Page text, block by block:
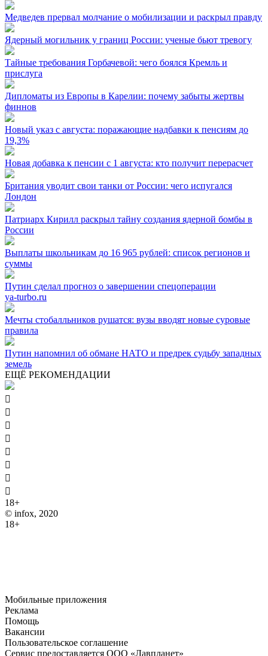
Медведев прервал молчание о мобилизации и раскрыл правду
Ядерный могильник у границ России: ученые бьют тревогу
Тайные требования Горбачевой: чего боялся Кремль и
прислуга
Дипломаты из Европы в Карелии: почему забыты жертвы
финнов
Новый указ с августа: поражающие надбавки к пенсиям до
19,3%
Новая добавка к пенсии с 1 августа: кто получит перерасчет
Британия уводит свои танки от России: чего испугался
Лондон
Патриарх Кирилл раскрыл тайну создания ядерной бомбы в
России
Выплаты школьникам до 16 965 рублей: список регионов и
суммы
Путин сделал прогноз о завершении спецоперации
ya-turbo.ru
Мечты стобалльников рушатся: вузы вводят новые суровые
правила
Путин напомнил об обмане НАТО и предрек судьбу западных
земель
ЕЩЁ РЕКОМЕНДАЦИИ








18+
© infox, 2020
18+
Мобильные приложения
Реклама
Помощь
Вакансии
Пользовательское соглашение
Сервис предоставляется ООО «Лавпланет»